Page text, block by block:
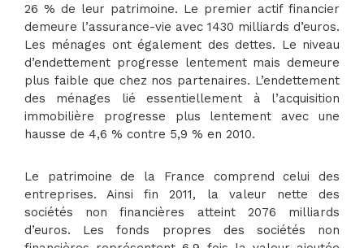
26 % de leur patrimoine. Le premier actif financier
demeure l’assurance-vie avec 1430 milliards d’euros.
Les ménages ont également des dettes. Le niveau
d’endettement progresse lentement mais demeure
plus faible que chez nos partenaires. L’endettement
des ménages lié essentiellement à l’acquisition
immobilière progresse plus lentement avec une
hausse de 4,6 % contre 5,9 % en 2010.
Le patrimoine de la France comprend celui des
entreprises. Ainsi fin 2011, la valeur nette des
sociétés non financières atteint 2076 milliards
d’euros. Les fonds propres des sociétés non